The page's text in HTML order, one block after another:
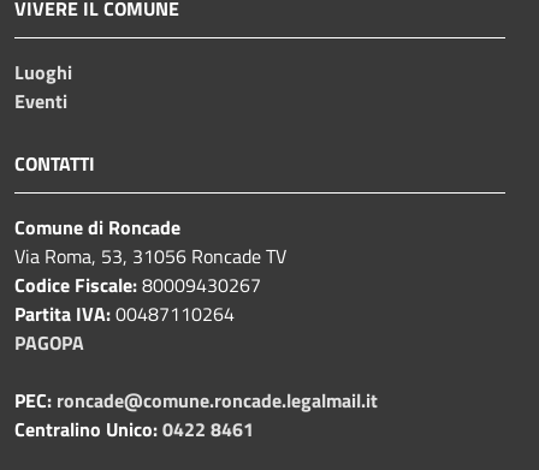
VIVERE IL COMUNE
Luoghi
Eventi
CONTATTI
Comune di Roncade
Via Roma, 53, 31056 Roncade TV
Codice Fiscale:80009430267
Partita IVA:00487110264
PAGOPA
PEC: roncade@comune.roncade.legalmail.it
Centralino Unico:0422 8461